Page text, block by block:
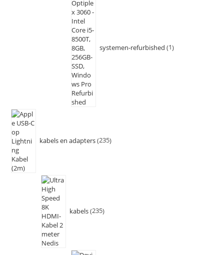
systemen-refurbished 1
kabels en adapters 235
kabels 235